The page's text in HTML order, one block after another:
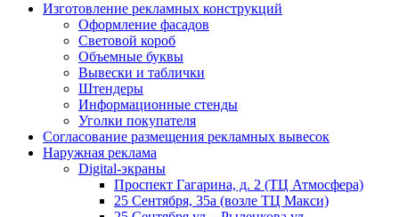
Изготовление рекламных конструкций
Оформление фасадов
Световой короб
Объемные буквы
Вывески и таблички
Штендеры
Информационные стенды
Уголки покупателя
Согласование размещения рекламных вывесок
Наружная реклама
Digital-экраны
Проспект Гагарина, д. 2 (ТЦ Атмосфера)
25 Сентября, 35а (возле ТЦ Макси)